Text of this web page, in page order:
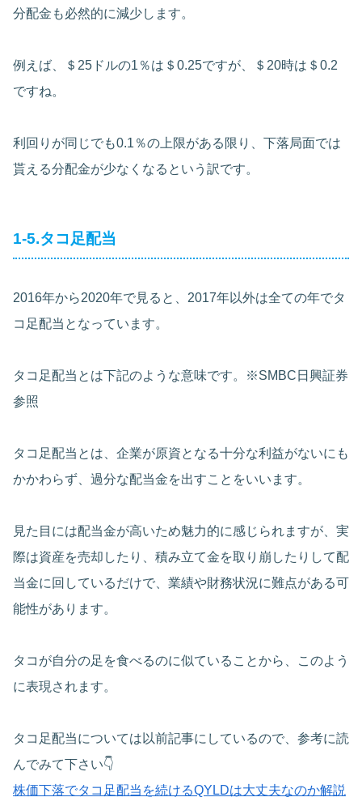
分配金も必然的に減少します。
例えば、＄25ドルの1％は＄0.25ですが、＄20時は＄0.2
ですね。
利回りが同じでも0.1％の上限がある限り、下落局面では
貰える分配金が少なくなるという訳です。
1-5.タコ足配当
2016年から2020年で見ると、2017年以外は全ての年でタ
コ足配当となっています。
タコ足配当とは下記のような意味です。※SMBC日興証券
参照
タコ足配当とは、企業が原資となる十分な利益がないにも
かかわらず、過分な配当金を出すことをいいます。
見た目には配当金が高いため魅力的に感じられますが、実
際は資産を売却したり、積み立て金を取り崩したりして配
当金に回しているだけで、業績や財務状況に難点がある可
能性があります。
タコが自分の足を食べるのに似ていることから、このよう
に表現されます。
タコ足配当については以前記事にしているので、参考に読
んでみて下さい👇
株価下落でタコ足配当を続けるQYLDは大丈夫なのか解説